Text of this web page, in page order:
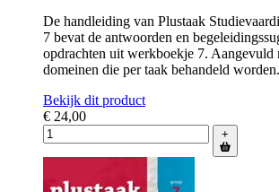
De handleiding van Plustaak
7 bevat de antwoorden en
opdrachten uit werkboekje 7. Aangevuld
domeinen die per taak behandeld worden.
Bekijk dit product
€ 24,00
+